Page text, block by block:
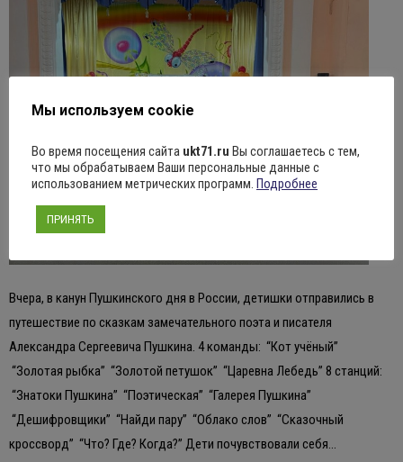
Вчера, в канун Пушкинского дня в России, детишки отправились в
путешествие по сказкам замечательного поэта и писателя
Александра Сергеевича Пушкина. 4 команды: “Кот учёный”
“Золотая рыбка” “Золотой петушок” “Царевна Лебедь” 8 станций:
“Знатоки Пушкина” “Поэтическая” “Галерея Пушкина”
“Дешифровщики” “Найди пару” “Облако слов” “Сказочный
кроссворд” “Что? Где? Когда?” Дети почувствовали себя…
Мы используем cookie
Во время посещения сайта ukt71.ru Вы соглашаетесь с тем,
что мы обрабатываем Ваши персональные данные с
использованием метрических программ. Подробнее
ПРИНЯТЬ